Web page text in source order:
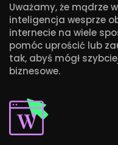
Uważamy, że mądrze
inteligencja wesprze
internecie na wiele
pomóc uprościć lub
tak, abyś mógł
biznesowe.